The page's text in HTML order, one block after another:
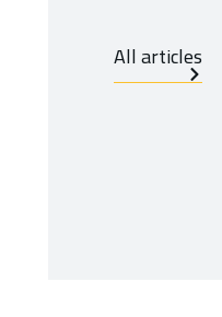
All articles